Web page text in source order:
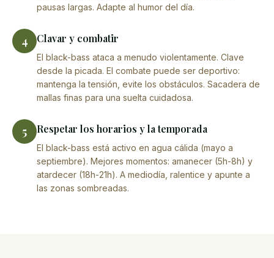
pausas largas. Adapte al humor del día.
4 Clavar y combatir
El black-bass ataca a menudo violentamente. Clave
desde la picada. El combate puede ser deportivo:
mantenga la tensión, evite los obstáculos. Sacadera de
mallas finas para una suelta cuidadosa.
5 Respetar los horarios y la temporada
El black-bass está activo en agua cálida (mayo a
septiembre). Mejores momentos: amanecer (5h-8h) y
atardecer (18h-21h). A mediodía, ralentice y apunte a
las zonas sombreadas.